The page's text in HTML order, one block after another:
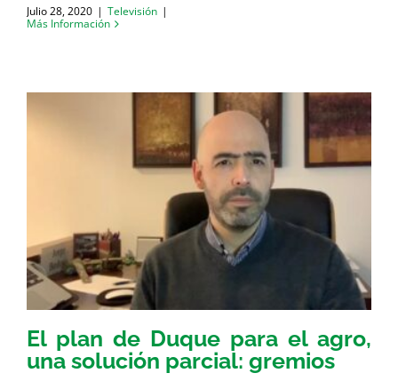
Julio 28, 2020 | Televisión |
Más Información
El plan de Duque para el agro,
una solución parcial: gremios